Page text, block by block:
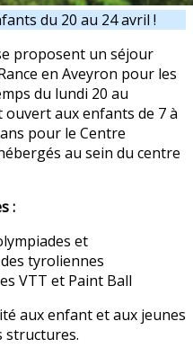
du 20 au 24 avril !
proposent un séjour
en Aveyron pour les
du lundi 20 au
ouvert aux enfants de 7 à
pour le Centre
au sein du centre
:
et
tyroliennes
VTT et Paint Ball
aux enfant et aux jeunes
structures.